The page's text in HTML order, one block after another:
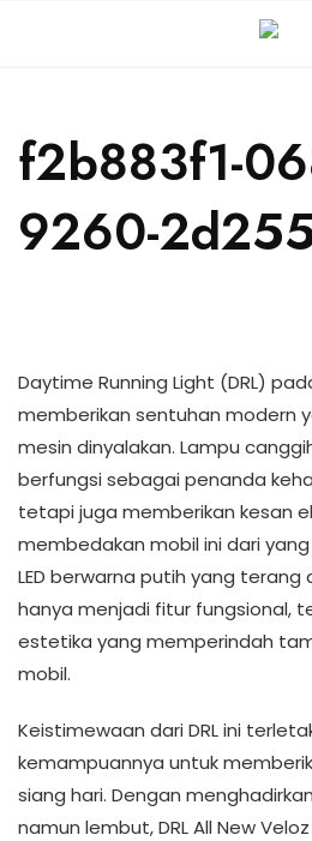
f2b883f1-
9260-
Daytime Running Light (DRL)
memberikan sentuhan modern
mesin dinyalakan. Lampu
berfungsi sebagai penanda
tetapi juga memberikan kesan
membedakan mobil ini dari
LED berwarna putih yang terang
hanya menjadi fitur fungsional,
estetika yang memperindah
mobil.
Keistimewaan dari DRL ini
kemampuannya untuk
siang hari. Dengan
namun lembut, DRL All New